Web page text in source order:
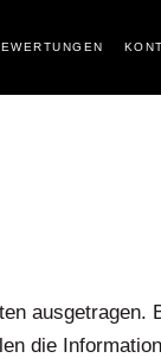
ausgetragen.
die